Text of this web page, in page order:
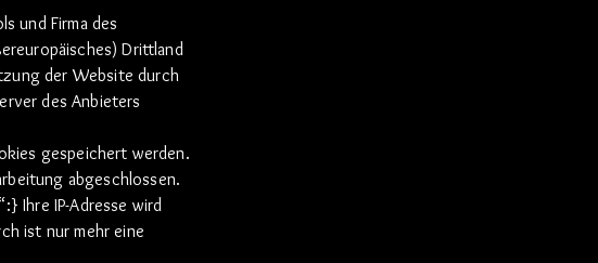
und Firma des
Drittland
der Website durch
des Anbieters
gespeichert werden.
abgeschlossen.
Ihre IP-Adresse wird
ist nur mehr eine